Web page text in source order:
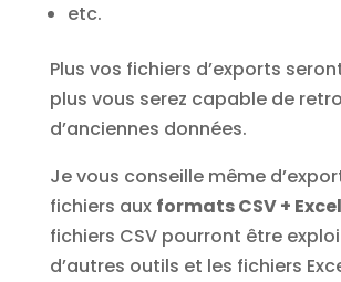
etc.
Plus vos fichiers d’exports
plus vous serez capable de
d’anciennes données.
Je vous conseille même
fichiers aux formats CSV + Excel
fichiers CSV pourront être
d’autres outils et les fichiers